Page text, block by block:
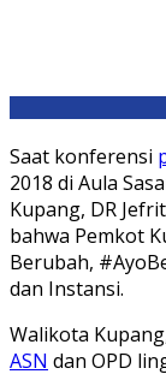
Saat konferensi
2018 di Aula
Kupang, DR
bahwa Pemkot
Berubah,
dan Instansi.
Walikota
ASN dan OPD